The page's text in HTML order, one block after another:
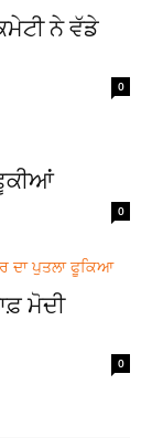
ਨੇ ਵੱਡੇ
0
0
ਮੋਦੀ
0